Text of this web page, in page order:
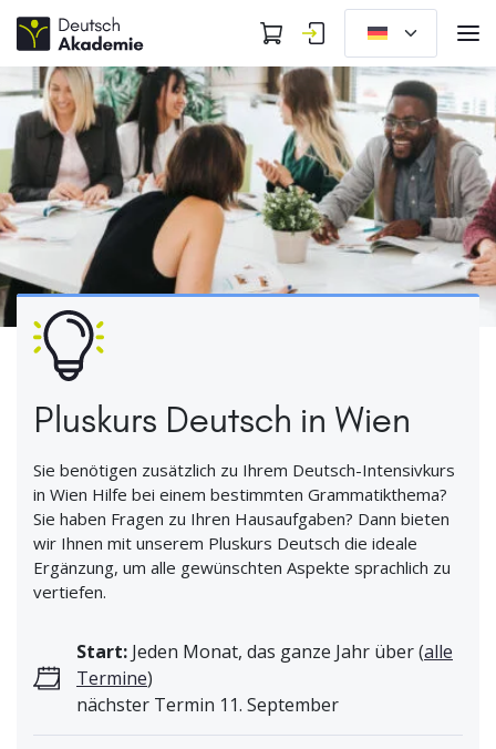
Pluskurs Deutsch in Wien
Sie benötigen zusätzlich zu Ihrem Deutsch-Intensivkurs
in Wien Hilfe bei einem bestimmten Grammatikthema?
Sie haben Fragen zu Ihren Hausaufgaben? Dann bieten
wir Ihnen mit unserem Pluskurs Deutsch die ideale
Ergänzung, um alle gewünschten Aspekte sprachlich zu
vertiefen.
Start: Jeden Monat, das ganze Jahr über (alle
Termine)
nächster Termin 11. September